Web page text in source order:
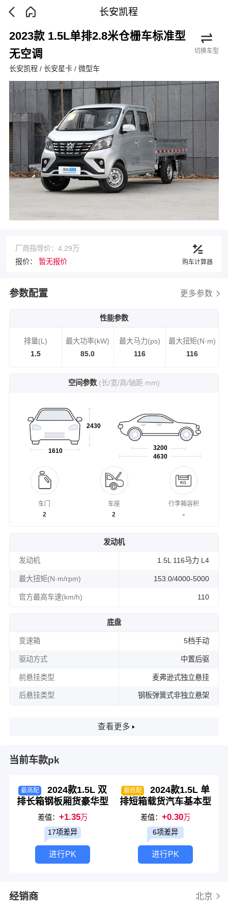
长安凯程
2023款 1.5L单排2.8米仓栅车标准型
无空调
长安凯程 / 长安星卡 / 微型车
切换车型
厂商指导价：4.29万
报价： 暂无报价 购车计算器
参数配置 更多参数
性能参数
排量(L)
1.5
最大功率(kW)
85.0
最大马力(ps)
116
最大扭矩(N·m)
116
空间参数 (长/宽/高/轴距 mm)
1610
2430
4630
3200
车门
2
车座
2
行李箱容积
-
发动机
发动机 1.5L 116马力 L4
最大扭矩(N·m/rpm) 153.0/4000-5000
官方最高车速(km/h) 110
底盘
变速箱 5档手动
驱动方式 中置后驱
前悬挂类型 麦弗逊式独立悬挂
后悬挂类型 钢板弹簧式非独立悬架
查看更多
当前车款pk
最高配
2024款1.5L 双
排长箱钢板厢货豪华型
差值：+1.35万
17项差异
进行PK
最低配
2024款1.5L 单
排短箱载货汽车基本型
差值： +0.30万
6项差异
进行PK
经销商 北京